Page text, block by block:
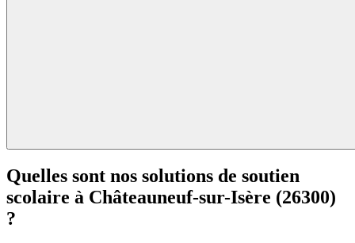
Quelles sont nos solutions de soutien
scolaire à Châteauneuf-sur-Isère (26300)
?